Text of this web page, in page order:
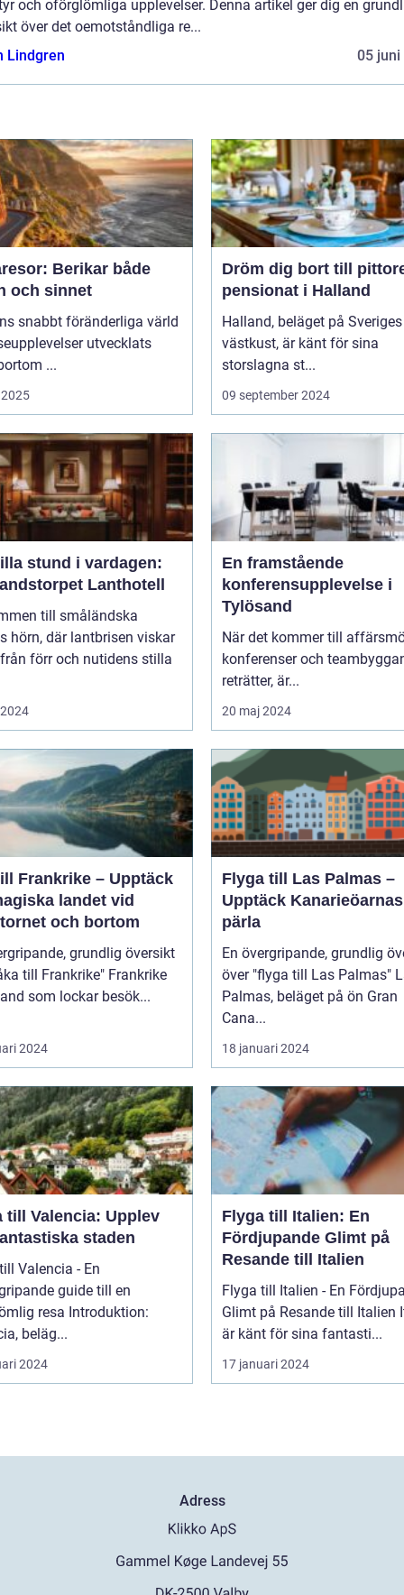
och oförglömliga upplevelser. Denna artikel ger dig en
över det oemotståndliga re...
Lindgren
05 juni
Berikar både
och sinnet
snabbt föränderliga värld
utvecklats
...
Dröm dig bort till
pensionat i Halland
Halland, beläget på Sveriges
västkust, är känt för sina
storslagna st...
09 september 2024
stund i vardagen:
Lanthotell
till småländska
hörn, där lantbrisen viskar
förr och nutidens stilla
En framstående
konferensupplevelse i
Tylösand
När det kommer till
konferenser och
reträtter, är...
20 maj 2024
Frankrike – Upptäck
landet vid
och bortom
grundlig översikt
till Frankrike" Frankrike
som lockar besök...
2024
Flyga till Las Palmas –
Upptäck Kanarieöarnas
pärla
En övergripande, grundlig
över "flyga till Las Palmas" Las
Palmas, beläget på ön Gran
Cana...
18 januari 2024
till Valencia: Upplev
staden
Valencia - En
guide till en
Introduktion:
beläg...
2024
Flyga till Italien: En
Fördjupande Glimt på
Resande till Italien
Flyga till Italien - En
Glimt på Resande till Italien Italien
är känt för sina fantasti...
17 januari 2024
Adress